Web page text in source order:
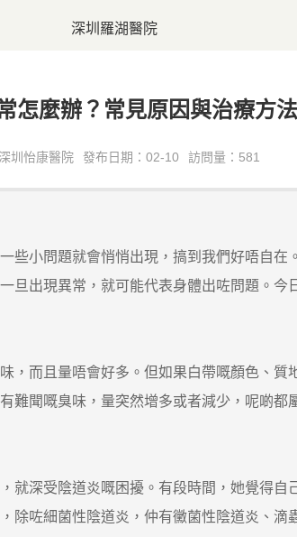
深圳羅湖醫院
怎麼辦？常見原因與治療方
圳怡康醫院 發布日期：02-10 訪問量：581
小問題就會悄悄出現，搞到我們好唔自在
旦出現異常，就可能代表身體出咗問題。
而且量唔會好多。但如果白帶嘅顏色、質
聞嘅臭味，量突然增多或者減少，呢啲都
深受陰道炎嘅困擾。有段時間，她覺得自
除咗細菌性陰道炎，仲有黴菌性陰道炎、